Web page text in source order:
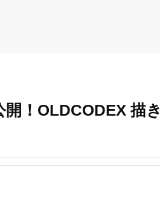
！OLDCODEX 描き